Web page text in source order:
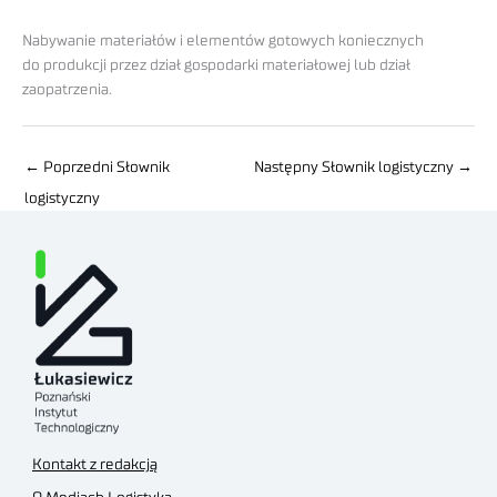
Nabywanie materiałów i elementów gotowych koniecznych
do produkcji przez dział gospodarki materiałowej lub dział
zaopatrzenia.
← Poprzedni Słownik
logistyczny
Następny Słownik logistyczny →
Kontakt z redakcją